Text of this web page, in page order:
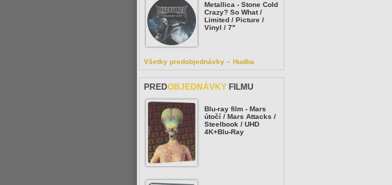
Metallica - Stone Cold
Crazy? So What /
Limited / Picture /
Vinyl / 7"
Všetky predobjednávky – Hudba
PREDOBJEDNÁVKY FILMU
Blu-ray film - Mars
útočí / Mars Attacks /
Steelbook / UHD
4K+Blu-Ray